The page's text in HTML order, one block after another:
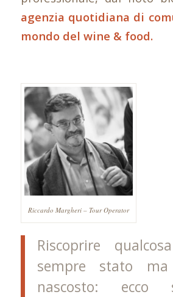
agenzia quotidiana di
mondo del wine & food.
Riccardo Margheri – Tour Operator
Riscoprire
sempre stato
nascosto: